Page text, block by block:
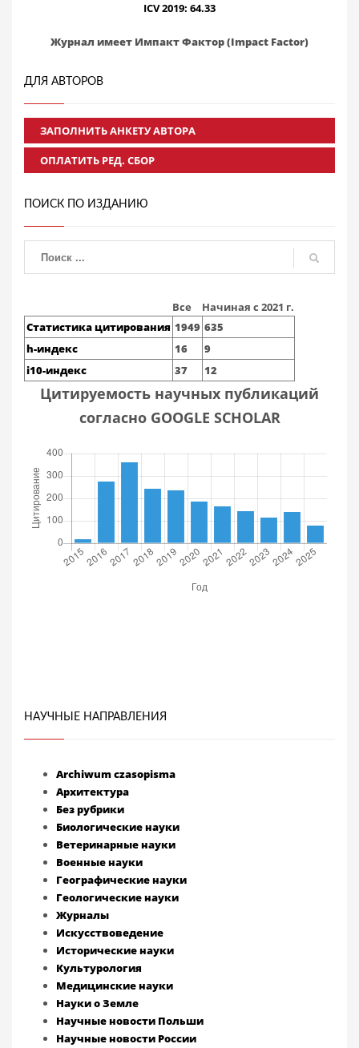
ICV 2019: 64.33
Журнал имеет Импакт Фактор (Impact Factor)
ДЛЯ АВТОРОВ
ЗАПОЛНИТЬ АНКЕТУ АВТОРА
ОПЛАТИТЬ РЕД. СБОР
ПОИСК ПО ИЗДАНИЮ
Все
Начиная с 2021 г.
Статистика цитирования 1949 635
h-индекс
16
9
i10-индекс
37 12
Цитируемость научных публикаций
согласно GOOGLE SCHOLAR
НАУЧНЫЕ НАПРАВЛЕНИЯ
Archiwum czasopisma
Архитектура
Без рубрики
Биологические науки
Ветеринарные науки
Военные науки
Географические науки
Геологические науки
Журналы
Искусствоведение
Исторические науки
Культурология
Медицинские науки
Науки о Земле
Научные новости Польши
Научные новости России